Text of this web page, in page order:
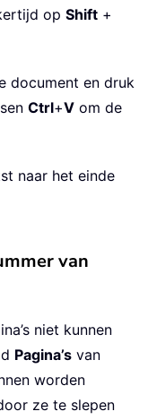
op Shift +
document en druk
Ctrl+V om de
naar het einde
van
niet kunnen
Pagina’s van
worden
ze te slepen